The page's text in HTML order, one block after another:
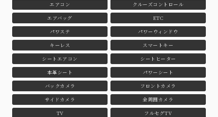
エアコン
クルーズコントロール
エアバッグ
ETC
パワステ
パワーウィンドウ
キーレス
スマートキー
シートエアコン
シートヒーター
本革シート
パワーシート
バックカメラ
フロントカメラ
サイドカメラ
全周囲カメラ
TV
フルセグTV